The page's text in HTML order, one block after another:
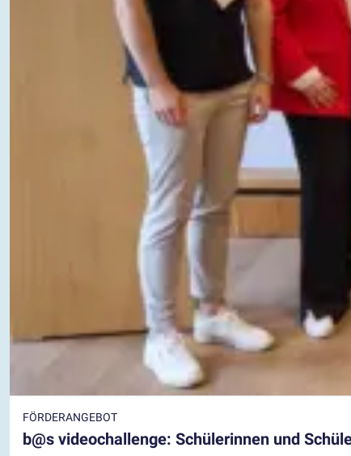
FÖRDERANGEBOT
b@s videochallenge: Schülerinnen und